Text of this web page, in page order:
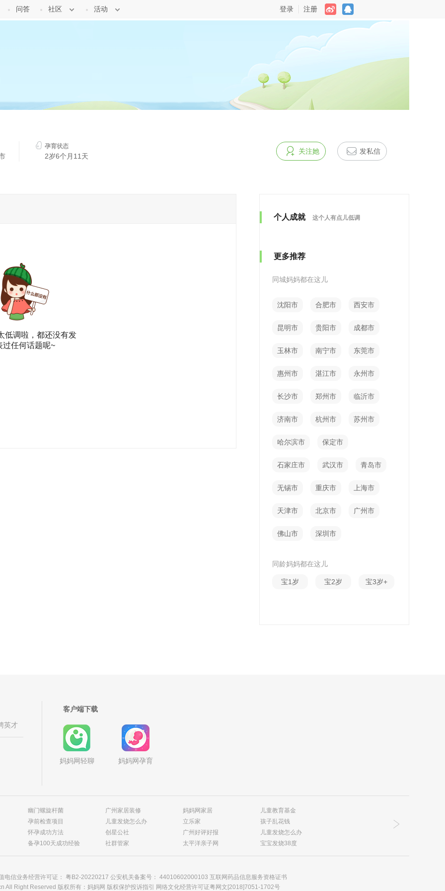
问答 社区 活动 登录 注册
孕育状态
2岁6个月11天
关注她 发私信
低调啦，都还没有发
过任何话题呢~
个人成就 这个人有点儿低调
更多推荐
同城妈妈都在这儿
沈阳市 合肥市 西安市
昆明市 贵阳市 成都市
玉林市 南宁市 东莞市
惠州市 湛江市 永州市
长沙市 郑州市 临沂市
济南市 杭州市 苏州市
哈尔滨市 保定市
石家庄市 武汉市 青岛市
无锡市 重庆市 上海市
天津市 北京市 广州市
佛山市 深圳市
同龄妈妈都在这儿
宝1岁 宝2岁 宝3岁+
英才
客户端下载
妈妈网轻聊 妈妈网孕育
幽门螺旋杆菌
孕前检查项目
怀孕成功方法
备孕100天成功经验
广州家居装修
儿童发烧怎么办
创星公社
社群管家
妈妈网家居
立乐家
广州好评好报
太平洋亲子网
儿童教育基金
孩子乱花钱
儿童发烧怎么办
宝宝发烧38度
电信业务经营许可证： 粤B2-20220217 公安机关备案号： 44010602000103 互联网药品信息服务资格证书
All Right Reserved 版权所有：妈妈网 版权保护投诉指引 网络文化经营许可证粤网文[2018]7051-1702号